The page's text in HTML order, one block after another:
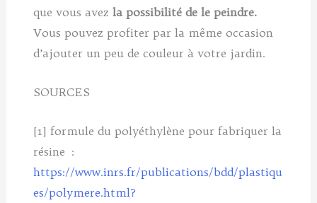
que vous avez la possibilité de le peindre.
Vous pouvez profiter par la même occasion
d’ajouter un peu de couleur à votre jardin.
SOURCES
[1] formule du polyéthylène pour fabriquer la
résine :
https://www.inrs.fr/publications/bdd/plastiqu
es/polymere.html?